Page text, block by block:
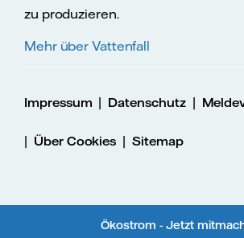
Ökostrom - Jetzt
zu produzieren.
Mehr über Vattenfall
Impressum | Datenschutz|
| Über Cookies |Sitemap